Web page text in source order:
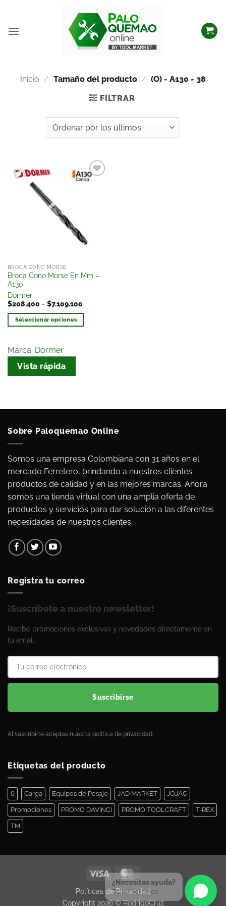
Inicio / Tamaño del producto / (O) - A130 - 38
FILTRAR
BROCA CONO MORSE
Broca Cono Morse En Mm –
A130
Dormer
$208.400 - $7.109.100
Seleccionar opciones
Marca: Dormer
Vista rápida
Sobre Paloquemao Online
Somos una empresa Colombiana con 31 años en el
mercado Ferretero, brindando a nuestros clientes
productos de calidad y en las mejores marcas. Ahora
somos una tienda virtual con una amplia oferta de
productos y servicios para dar solución a las diferentes
necesidades de nuestros clientes.
Registra tu correo
¡Suscríbete a nuestro newsletter!
Recibe promociones exclusivas y novedades directamente en
tu email.
Suscribirse
Al suscribirte aceptas nuestra política de privacidad.
Etiquetas del producto
6 Carga Equipos de Pesaje JAD MARKET JOJAC
Promociones PROMO DAVINCI PROMO TOOLCRAFT T-REX
TM
Políticas de Privacidad
Copyright 2026 ©RodrigoCruz
¿Necesitas ayuda?
Te asesoramos